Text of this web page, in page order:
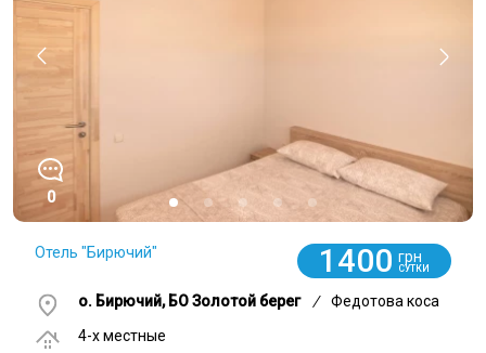
0
Отель "Бирючий" 1400 грн
СУТКИ
о. Бирючий, БО Золотой берег /
Федотова коса
4-x местные